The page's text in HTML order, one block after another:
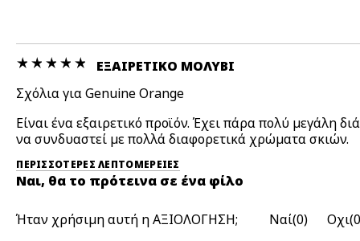
ΕΞΑΙΡΕΤΙΚΌ ΜΟΛΎΒΙ
Σχόλια για Genuine Orange
Είναι ένα εξαιρετικό προϊόν. Έχει πάρα πολύ μεγάλη
να συνδυαστεί με πολλά διαφορετικά χρώματα σκιών.
ΠΕΡΙΣΣΌΤΕΡΕΣ ΛΕΠΤΟΜΈΡΕΙΕΣ
Ναι, θα το πρότεινα σε ένα φίλο
Ήταν χρήσιμη αυτή η ΑΞΙΟΛΟΓΗΣΗ; 0 0